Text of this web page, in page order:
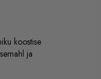
koostise
ja